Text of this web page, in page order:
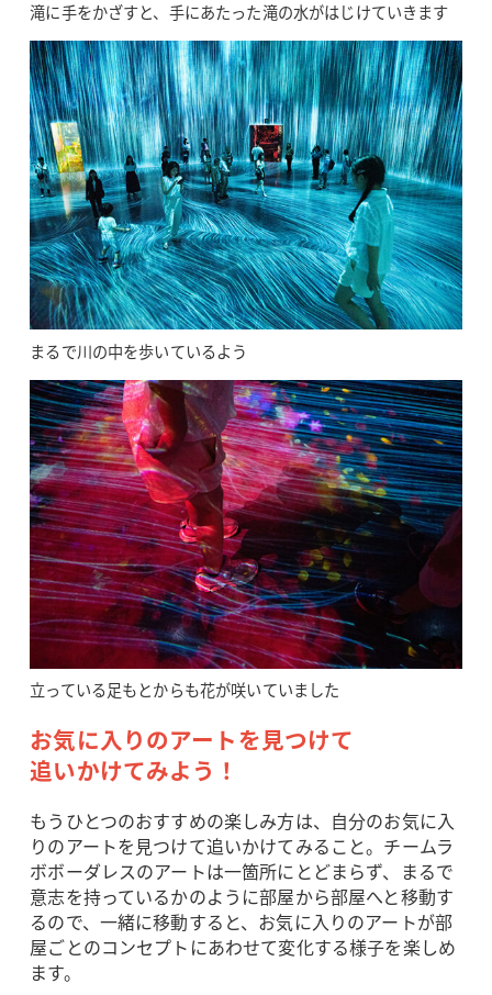
滝に手をかざすと、手にあたった滝の水がはじけていきます
まるで川の中を歩いているよう
立っている足もとからも花が咲いていました
お気に入りのアートを見つけて
追いかけてみよう！
もうひとつのおすすめの楽しみ方は、自分のお気に入
りのアートを見つけて追いかけてみること。チームラ
ボボーダレスのアートは一箇所にとどまらず、まるで
意志を持っているかのように部屋から部屋へと移動す
るので、一緒に移動すると、お気に入りのアートが部
屋ごとのコンセプトにあわせて変化する様子を楽しめ
ます。